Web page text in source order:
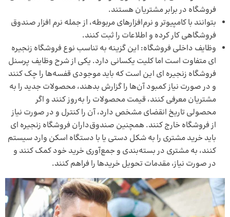
فروشگاه در برابر مشتریان هستند.
بتوانند با کامپیوتر و نرم‌افزارهای مربوطه، از جمله نرم افزار صندوق
فروشگاهیکار کرده و اطلاعات را ثبت کنند.
وظایف داخلی فروشگاه: این گزینه به تناسب نوع فروشگاه زنجیره
ای متفاوت است اما کلیت یکسانی دارد. یکی از شرح وظایف پرسنل
فروشگاه زنجیره ای این است که باید موجودی قفسه‌ها را چک کنند
و در صورت نیاز کمبود آن‌ها را گزارش بدهند، محصولات جدید را به
مشتریان معرفی کنند، قیمت محصولات را به‌روز کنند و اگر
محصولی تاریخ انقضای مشخص دارد، آن را کنترل و در صورت نیاز
از فروشگاه خارج کنند. همچنین صندوق‌داران فروشگاه زنجیره ای
باید خرید مشتری را به شکل دستی یا با دستگاه اسکن وارد سیستم
کنند، به مشتری در بسته‌بندی و جمع‌آوری خرید خود کمک کنند و
در صورت نیاز، مقدمات تحویل خریدها را فراهم کنند.